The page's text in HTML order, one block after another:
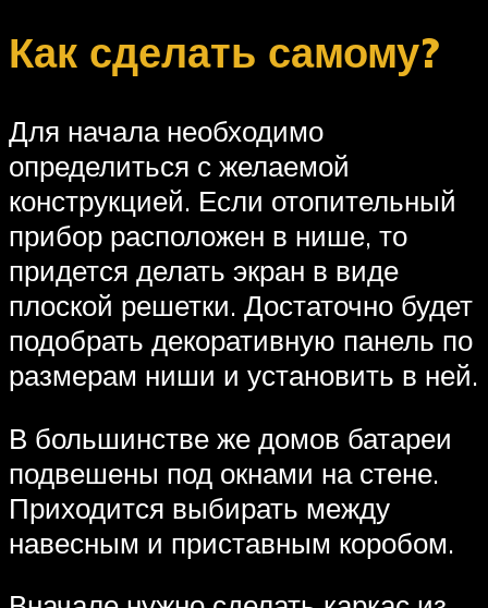
Как сделать самому?
Для начала необходимо
определиться с желаемой
конструкцией. Если отопительный
прибор расположен в нише, то
придется делать экран в виде
плоской решетки. Достаточно будет
подобрать декоративную панель по
размерам ниши и установить в ней.
В большинстве же домов батареи
подвешены под окнами на стене.
Приходится выбирать между
навесным и приставным коробом.